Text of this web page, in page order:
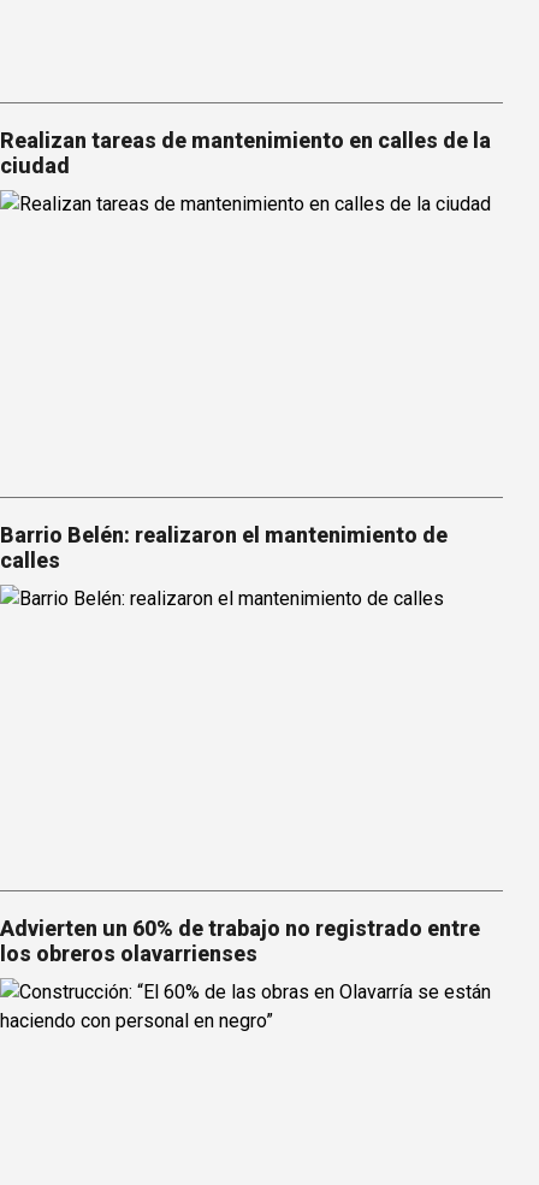
Realizan tareas de mantenimiento en calles de la
ciudad
Barrio Belén: realizaron el mantenimiento de
calles
Advierten un 60% de trabajo no registrado entre
los obreros olavarrienses